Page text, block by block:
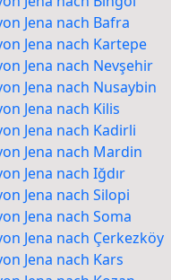
Jena nach Bafra
Jena nach Kartepe
Jena nach Nevşehir
Jena nach Nusaybin
Jena nach Kilis
Jena nach Kadirli
Jena nach Mardin
Jena nach Iğdır
Jena nach Silopi
Jena nach Soma
Jena nach Çerkezköy
Jena nach Kars